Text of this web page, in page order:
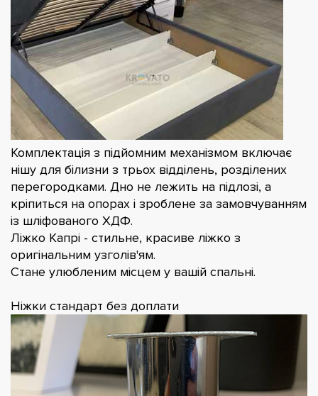
Комплектація з підйомним механізмом включає
нішу для білизни з трьох відділень, розділених
перегородками. Дно не лежить на підлозі, а
кріпиться на опорах і зроблене за замовчуванням
із шліфованого ХДФ.
Ліжко Капрі - стильне, красиве ліжко з
оригінальним узголів'ям.
Стане улюбленим місцем у вашій спальні.
Ніжки стандарт без доплати